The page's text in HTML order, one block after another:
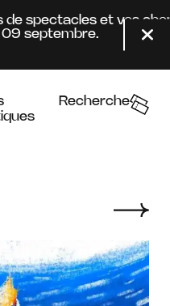
spectacles et vos
septembre.
Recherche